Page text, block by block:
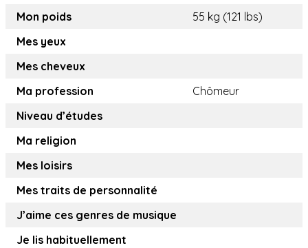
Mon poids
55 kg (121 lbs)
Mes yeux
Mes cheveux
Ma profession
Chômeur
Niveau d’études
Ma religion
Mes loisirs
Mes traits de personnalité
J’aime ces genres de musique
Je lis habituellement